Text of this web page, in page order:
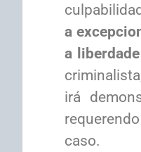
a
a
irá
caso.